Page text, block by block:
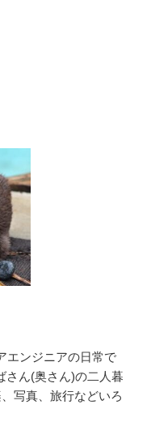
エンジニアの日常で
ん(奥さん)の二人暮
写真、旅行などいろ